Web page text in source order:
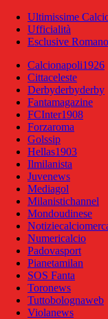
Ultimissime
Ufficialità
Esclusive Romano
Calcionapoli1926
Cittaceleste
Derbyderbyderby
Fantamagazine
FCInter1908
Forzaroma
Golssip
Hellas1903
Ilmilanista
Juvenews
Mediagol
Milanistichannel
Mondoudinese
Numericalcio
Padovasport
Pianetamilan
SOS Fanta
Toronews
Tuttobolognaweb
Violanews